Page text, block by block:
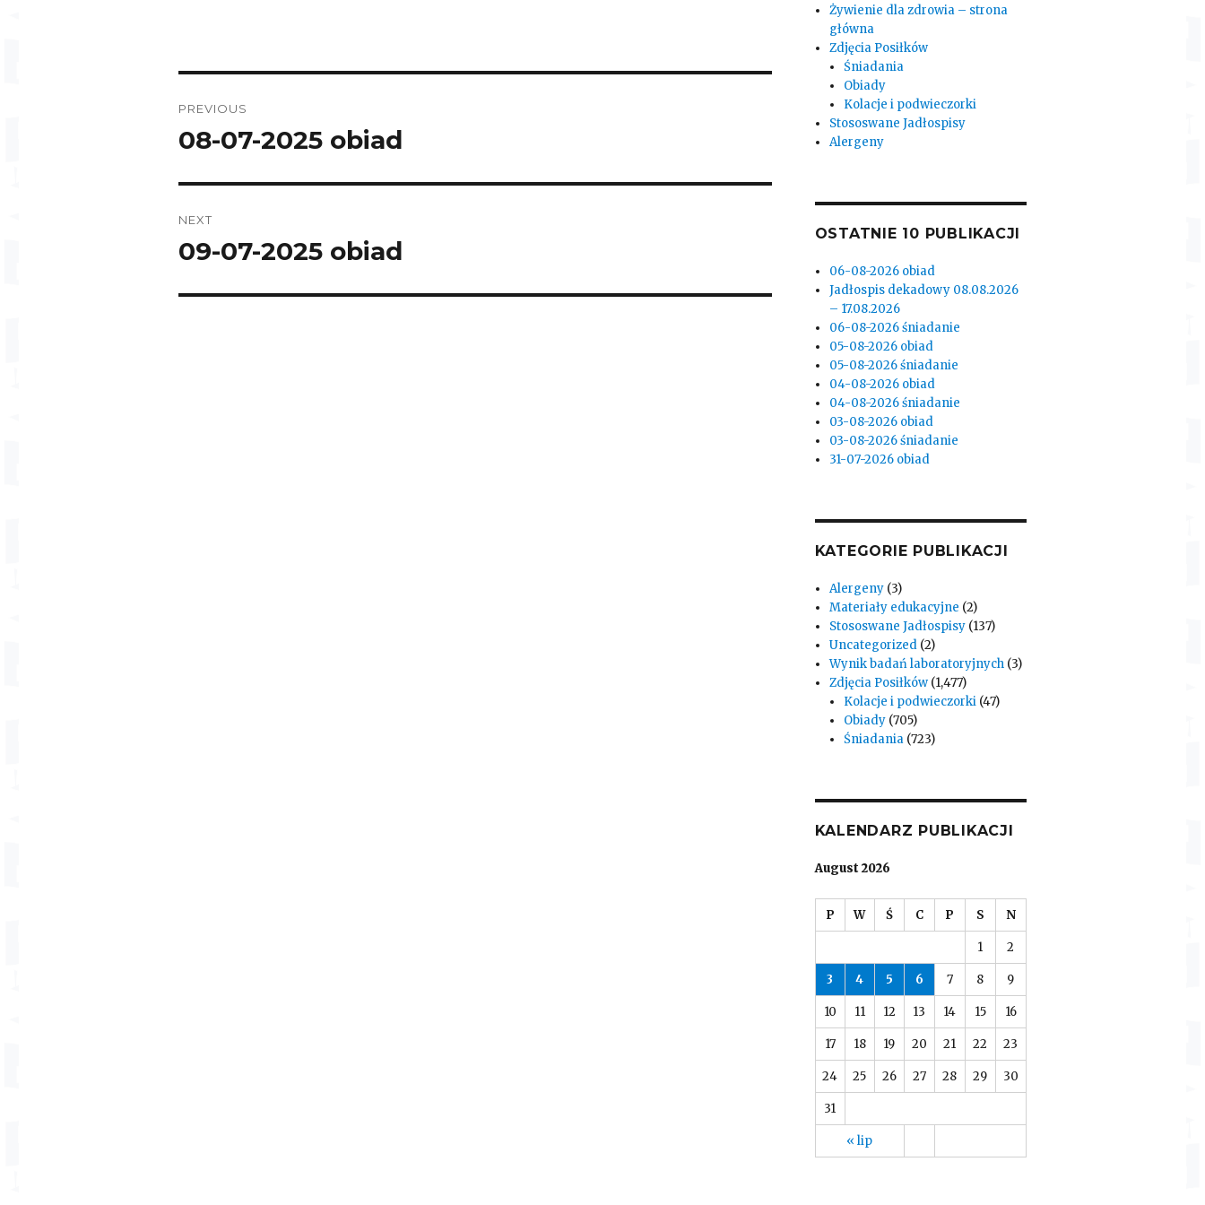
navigation
PREVIOUS
Previous
08-07-2025 obiad
NEXT
Next
09-07-2025 obiad
Żywienie dla zdrowia – strona
główna
Zdjęcia Posiłków
Śniadania
Obiady
Kolacje i podwieczorki
Stososwane Jadłospisy
Alergeny
OSTATNIE 10 PUBLIKACJI
06-08-2026 obiad
Jadłospis dekadowy 08.08.2026
– 17.08.2026
06-08-2026 śniadanie
05-08-2026 obiad
05-08-2026 śniadanie
04-08-2026 obiad
04-08-2026 śniadanie
03-08-2026 obiad
03-08-2026 śniadanie
31-07-2026 obiad
KATEGORIE PUBLIKACJI
Alergeny(3)
Materiały edukacyjne (2)
Stososwane Jadłospisy(137)
Uncategorized(2)
Wynik badań laboratoryjnych(3)
Zdjęcia Posiłków(1,477)
Kolacje i podwieczorki (47)
Obiady (705)
Śniadania (723)
KALENDARZ PUBLIKACJI
August 2026
P W Ś C P S N
« lip
1 2
3 4 5 6 7 8 9
10 11 12 13 14 15 16
17 18 19 20 21 22 23
24 25 26 27 28 29 30
31